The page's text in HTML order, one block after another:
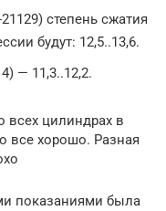
степень сжатия
будут: 12,5..13,6.
— 11,3..12,2.
всех цилиндрах в
все хорошо. Разная
показаниями была